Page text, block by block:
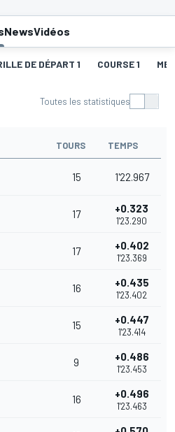
NewsVidéos
DE DÉPART 1 COURSE 1
Toutes les statistiques
TOURS TEMPS
15 1'22.967
17 +0.323
1'23.290
17 +0.402
1'23.369
16 +0.435
1'23.402
15 +0.447
1'23.414
9 +0.486
1'23.453
16 +0.496
1'23.463